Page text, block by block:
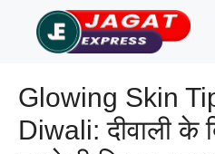
content
Glowing Skin
Diwali: दीवाली के